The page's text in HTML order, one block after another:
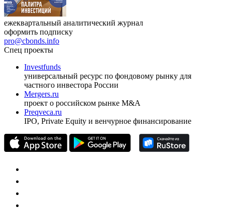
ежеквартальный аналитический журнал
оформить подписку
pro@cbonds.info
Спец проекты
Investfunds
универсальный ресурс по фондовому рынку для
частного инвестора России
Mergers.ru
проект о российском рынке M&A
Preqveca.ru
IPO, Private Equity и венчурное финансирование